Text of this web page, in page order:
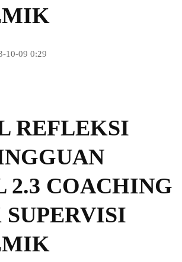
10-09 0:29
REFLEKSI
2.3 COACHING